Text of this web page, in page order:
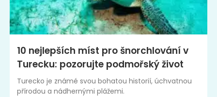
10 nejlepších míst pro šnorchlování v
Turecku: pozorujte podmořský život
Turecko je známé svou bohatou historií, úchvatnou
přírodou a nádhernými plážemi.